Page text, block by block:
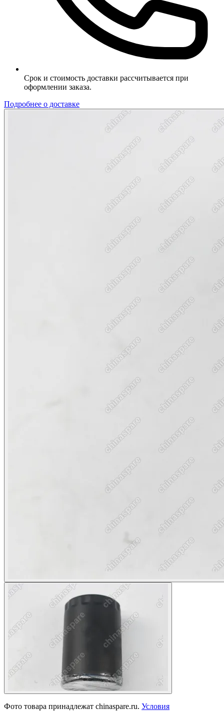
Срок и стоимость доставки рассчитывается при
оформлении заказа.
Подробнее о доставке
Фото товара принадлежат chinaspare.ru. Условия